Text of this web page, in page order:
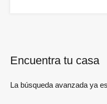
Encuentra tu casa
La búsqueda avanzada ya